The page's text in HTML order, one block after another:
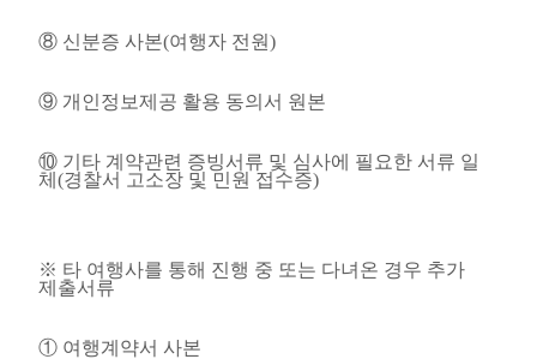
⑧ 신분증 사본(여행자 전원)
⑨ 개인정보제공 활용 동의서 원본
⑩ 기타 계약관련 증빙서류 및 심사에 필요한 서류 일
체 (경찰서 고소장 및 민원 접수증)
※ 타 여행사를 통해 진행 중 또는 다녀온 경우 추가
제출서류
① 여행계약서 사본